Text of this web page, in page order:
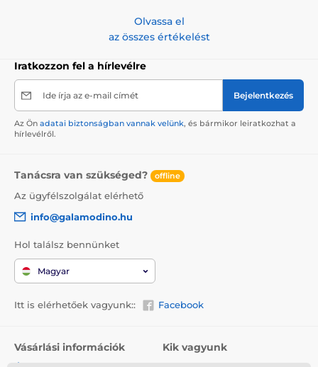
Olvassa el
az összes értékelést
Iratkozzon fel a hírlevélre
Ide írja az e-mail címét Bejelentkezés
Az Ön adatai biztonságban vannak velünk, és bármikor leiratkozhat a
hírlevélről.
Tanácsra van szükséged? offline
Az ügyfélszolgálat elérhető
info@galamodino.hu
Hol találsz bennünket
Magyar
Itt is elérhetőek vagyunk:: Facebook
Vásárlási információk Kik vagyunk